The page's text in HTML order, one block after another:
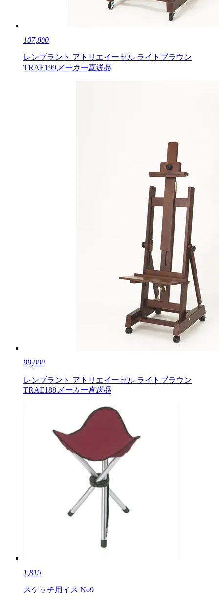
107,800
レンブラント アトリエイーゼル ライトブラウン
TRAE199 メーカー直送品
99,000
レンブラント アトリエイーゼル ライトブラウン
TRAE188 メーカー直送品
1,815
スケッチ用イス No9